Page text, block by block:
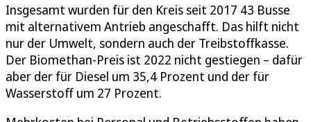
Insgesamt wurden für den Kreis seit 2017 43 Busse
mit alternativem Antrieb angeschafft. Das hilft nicht
nur der Umwelt, sondern auch der Treibstoffkasse.
Der Biomethan-Preis ist 2022 nicht gestiegen – dafür
aber der für Diesel um 35,4 Prozent und der für
Wasserstoff um 27 Prozent.